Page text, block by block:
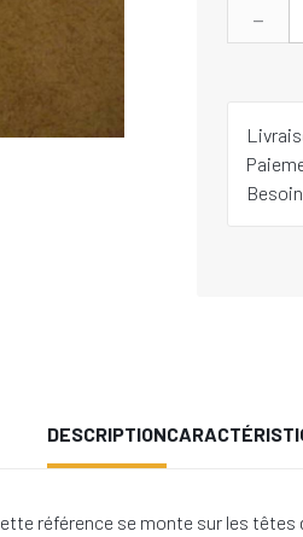
-
DESCRIPTION
référence se monte sur les